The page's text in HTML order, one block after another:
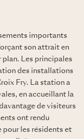
importants
son attrait en
Les principales
des installations
Fry. La station a
en accueillant la
de visiteurs
ont rendu
pour les résidents et